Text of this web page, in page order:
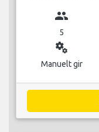
group
5
miscellaneous_services
Manuelt gir